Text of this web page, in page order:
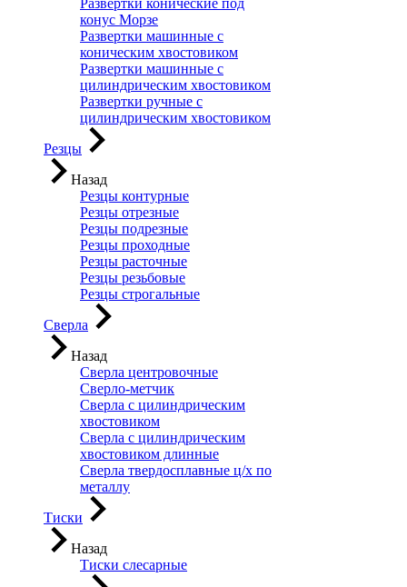
Развертки конические под
конус Морзе
Развертки машинные с
коническим хвостовиком
Развертки машинные с
цилиндрическим хвостовиком
Развертки ручные с
цилиндрическим хвостовиком
Резцы
Назад
Резцы контурные
Резцы отрезные
Резцы подрезные
Резцы проходные
Резцы расточные
Резцы резьбовые
Резцы строгальные
Сверла
Назад
Сверла центровочные
Сверло-метчик
Сверла с цилиндрическим
хвостовиком
Сверла с цилиндрическим
хвостовиком длинные
Сверла твердосплавные ц/х по
металлу
Тиски
Назад
Тиски слесарные